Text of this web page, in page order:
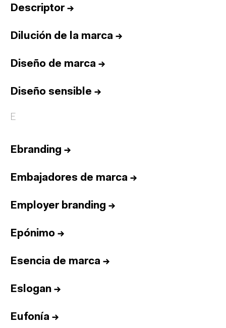
Descriptor→
Dilución de la marca →
Diseño de marca →
Diseño sensible →
E
Ebranding →
Embajadores de marca →
Employer branding →
Epónimo →
Esencia de marca →
Eslogan →
Eufonía →